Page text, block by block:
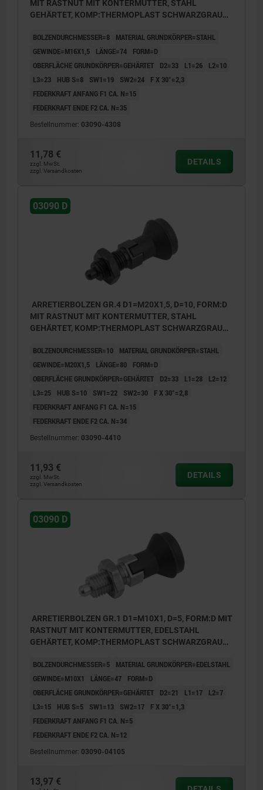
MIT RASTNUT MIT KONTERMUTTER, STAHL
GEHÄRTET, KOMP:THERMOPLAST SCHWARZGRAU
BOLZENDURCHMESSER=8
MATERIAL GRUNDKÖRPER=STAHL
GEWINDE=M16X1,5
LÄNGE=74
FORM=D
OBERFLÄCHE GRUNDKÖRPER=GEHÄRTET
D2=33 L1=26
L2=10
L3=23
HUB S=8 SW1=19 SW2=24
F X 30°=2,3
FEDERKRAFT ANFANG F1 CA. N=15
FEDERKRAFT ENDE F2 CA. N=35
Bestellnummer: 03090-4308
11,78 €
zzgl. MwSt.
zzgl. Versandkosten
DETAILS
03090 D
ARRETIERBOLZEN GR.4 D1=M20X1,5, D=10, FORM:D
MIT RASTNUT MIT KONTERMUTTER, STAHL
GEHÄRTET, KOMP:THERMOPLAST SCHWARZGRAU
BOLZENDURCHMESSER=10
MATERIAL GRUNDKÖRPER=STAHL
GEWINDE=M20X1,5
LÄNGE=80
FORM=D
OBERFLÄCHE GRUNDKÖRPER=GEHÄRTET
D2=33 L1=28
L2=12
L3=25
HUB S=10 SW1=22 SW2=30
F X 30°=2,8
FEDERKRAFT ANFANG F1 CA. N=15
FEDERKRAFT ENDE F2 CA. N=34
Bestellnummer: 03090-4410
11,93 €
zzgl. MwSt.
zzgl. Versandkosten
DETAILS
03090 D
ARRETIERBOLZEN GR.1 D1=M10X1, D=5, FORM:D MIT
RASTNUT MIT KONTERMUTTER, EDELSTAHL
GEHÄRTET, KOMP:THERMOPLAST SCHWARZGRAU
BOLZENDURCHMESSER=5
MATERIAL GRUNDKÖRPER=EDELSTAHL
GEWINDE=M10X1
LÄNGE=47
FORM=D
OBERFLÄCHE GRUNDKÖRPER=GEHÄRTET
D2=21 L1=17
L2=7
L3=15
HUB S=5 SW1=13 SW2=17
F X 30°=1,3
FEDERKRAFT ANFANG F1 CA. N=5
FEDERKRAFT ENDE F2 CA. N=12
Bestellnummer: 03090-04105
13,97 €